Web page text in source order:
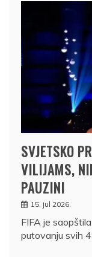
SVJETSKO
VILIJAMS,
PAUZINI
15. jul 2026.
FIFA je
putovanju svih